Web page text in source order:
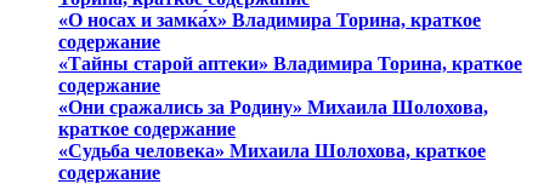
«О носах и замка́х» Владимира Торина, краткое
содержание
«Тайны старой аптеки» Владимира Торина, краткое
содержание
«Они сражались за Родину» Михаила Шолохова,
краткое содержание
«Судьба человека» Михаила Шолохова, краткое
содержание